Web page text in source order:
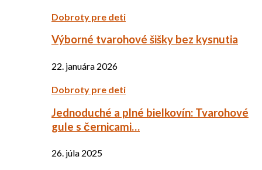
Dobroty pre deti
Výborné tvarohové šišky bez kysnutia
22. januára 2026
Dobroty pre deti
Jednoduché a plné bielkovín: Tvarohové
gule s černicami…
26. júla 2025